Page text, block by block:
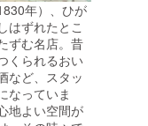
年）、ひが
はずれたとこ
ずむ名店。昔
くられるおい
など、スタッ
なっていま
地よい空間が